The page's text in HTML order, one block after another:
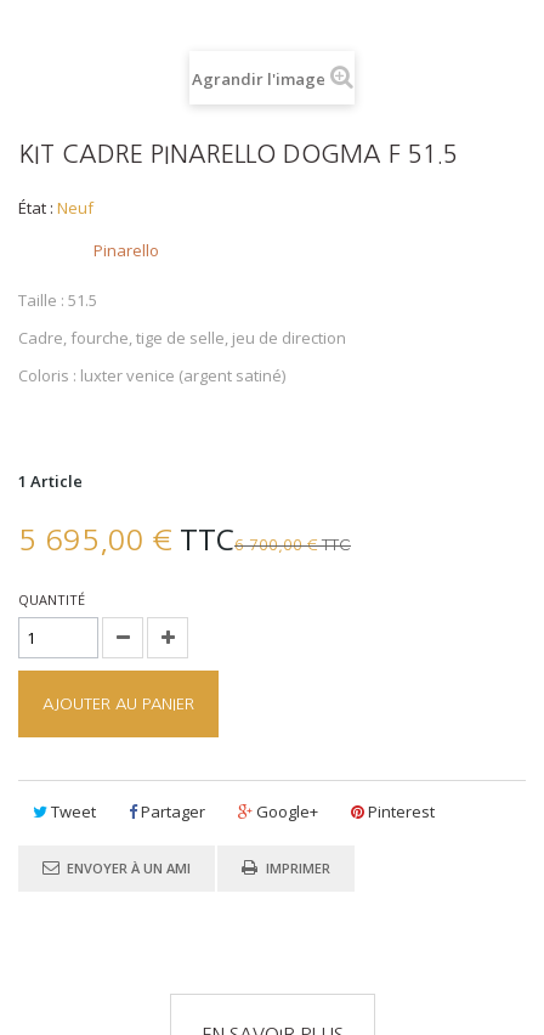
Agrandir l'image
KIT CADRE PINARELLO DOGMA F 51.5
État : Neuf
Pinarello
Taille : 51.5
Cadre, fourche, tige de selle, jeu de direction
Coloris : luxter venice (argent satiné)
1 Article
5 695,00 € TTC6 700,00 €TTC
QUANTITÉ
AJOUTER AU PANIER
Tweet Partager Google+ Pinterest
ENVOYER À UN AMI IMPRIMER